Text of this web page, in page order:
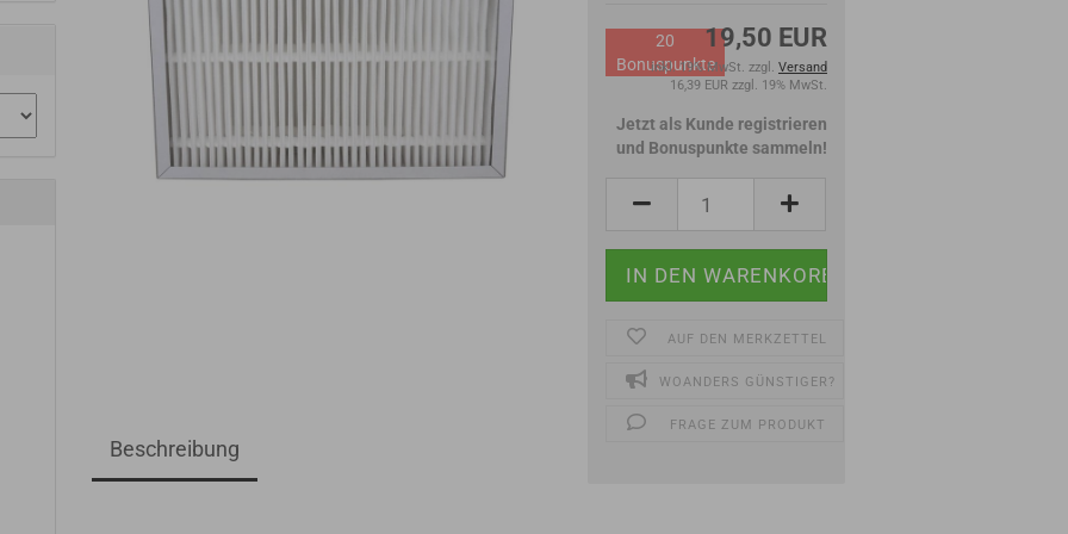
19,50 EUR
inkl. 19% MwSt. zzgl. Versand
16,39 EUR zzgl. 19% MwSt.
20
Bonuspunkte
Jetzt als Kunde registrieren
und Bonuspunkte sammeln!
AUF DEN MERKZETTEL
WOANDERS GÜNSTIGER?
FRAGE ZUM PRODUKT
Beschreibung